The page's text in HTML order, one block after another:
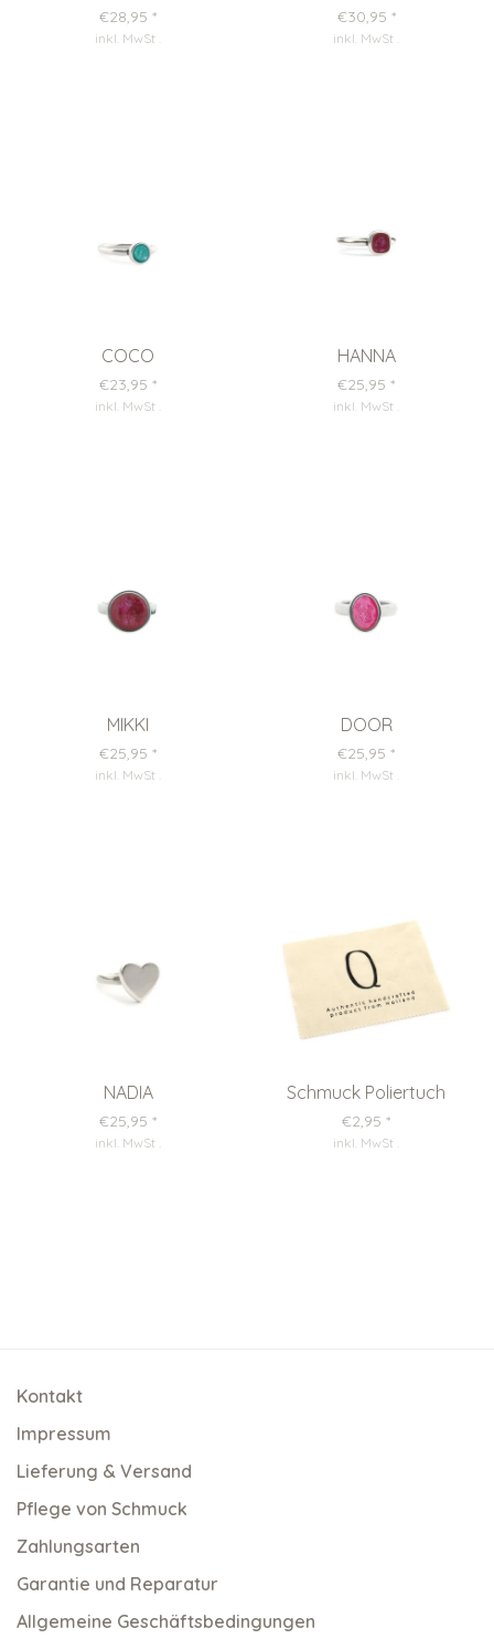
€28,95 *
inkl. MwSt
€30,95 *
inkl. MwSt
COCO
€23,95 *
inkl. MwSt
HANNA
€25,95 *
inkl. MwSt
MIKKI
€25,95 *
inkl. MwSt
DOOR
€25,95 *
inkl. MwSt
NADIA
€25,95 *
inkl. MwSt
Schmuck Poliertuch
€2,95 *
inkl. MwSt
Kontakt
Impressum
Lieferung & Versand
Pflege von Schmuck
Zahlungsarten
Garantie und Reparatur
Allgemeine Geschäftsbedingungen